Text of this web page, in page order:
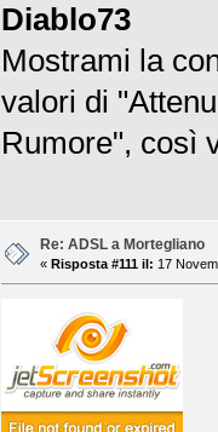
Diablo73
Mostrami la
valori di
Rumore", così
Re: ADSL a Mortegliano
« Risposta #111 il: 17